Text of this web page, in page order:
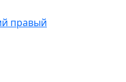
правый